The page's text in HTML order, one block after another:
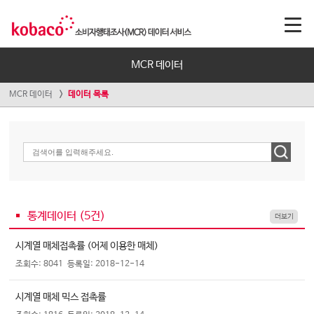
MCR 데이터
MCR 데이터 데이터 목록
통계데이터 (5건) 더보기
시계열 매체접촉률 (어제 이용한 매체)
조회수: 8041 등록일: 2018-12-14
시계열 매체 믹스 접촉률